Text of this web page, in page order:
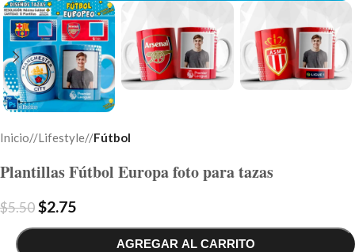
Inicio/ Lifestyle/ Fútbol
Plantillas Fútbol Europa foto para tazas
$5.50$2.75
AGREGAR AL CARRITO